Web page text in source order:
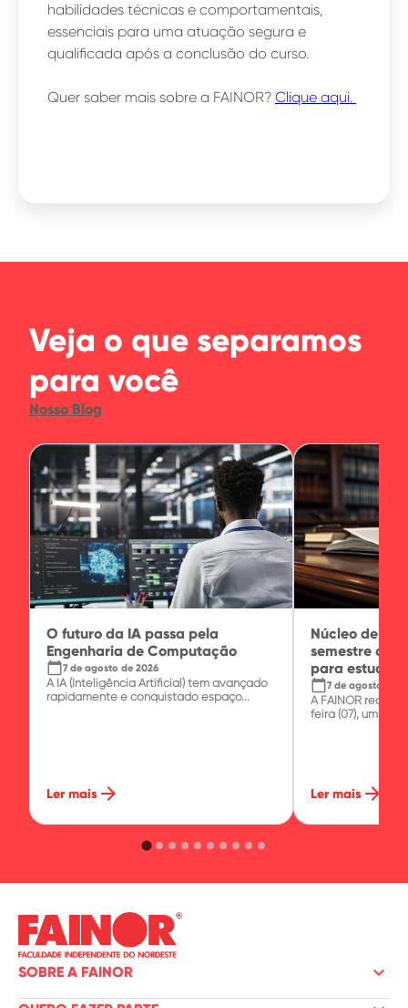
habilidades técnicas e comportamentais,
essenciais para uma atuação segura e
qualificada após a conclusão do curso.
Quer saber mais sobre a FAINOR? Clique aqui.
Veja o que separamos
para você
Nosso Blog
O futuro da IA passa pela
Engenharia de Computação
calendar_today7 de agosto de 2026
A IA (Inteligência Artificial) tem avançado
rapidamente e conquistado espaço...
Ler mais arrow_forward
Núcleo de
semestre
para
calendar_today7 de agosto de
A FAINOR
feira (07), um
Ler mais arrow_forward
SOBRE A FAINOR keyboard_arrow_down